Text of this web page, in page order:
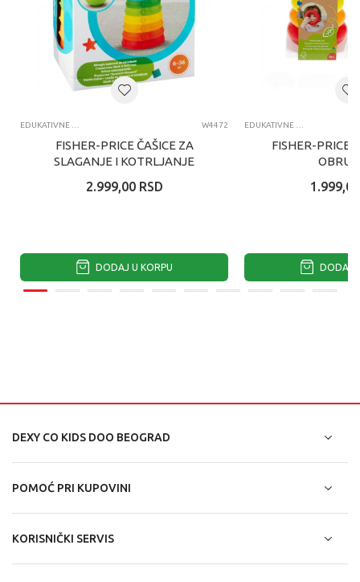
EDUKATIVNE IGRAČKE ZA BEBE W4472
FISHER-PRICE ČAŠICE ZA
SLAGANJE I KOTRLJANJE
2.999,00 RSD
DODAJ U KORPU
EDUKATIVNE IGRAČKE ZA BEBE
FISHER-PRICE
1.999,00
DODAJ
DEXY CO KIDS DOO BEOGRAD
POMOĆ PRI KUPOVINI
KORISNIČKI SERVIS